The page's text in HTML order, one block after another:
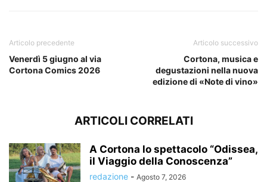
Articolo precedente
Venerdì 5 giugno al via
Cortona Comics 2026
Articolo successivo
Cortona, musica e
degustazioni nella nuova
edizione di «Note di vino»
ARTICOLI CORRELATI
A Cortona lo spettacolo “Odissea,
il Viaggio della Conoscenza”
redazione - Agosto 7, 2026